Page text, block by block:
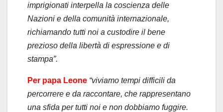
imprigionati interpella la coscienza delle
Nazioni e della comunità internazionale,
richiamando tutti noi a custodire il bene
prezioso della libertà di espressione e di
stampa”.
Per papa Leone “viviamo tempi difficili da
percorrere e da raccontare, che rappresentano
una sfida per tutti noi e non dobbiamo fuggire.